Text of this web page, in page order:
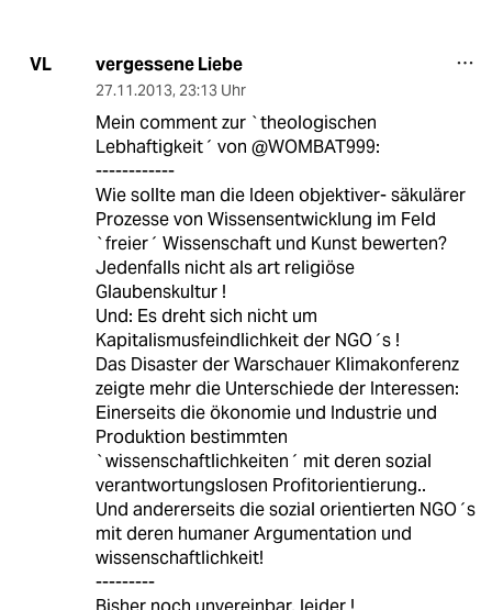
VL vergessene Liebe
27.11.2013, 23:13 Uhr
Mein comment zur `theologischen
Lebhaftigkeit´ von @WOMBAT999:
------------
Wie sollte man die Ideen objektiver- säkulärer
Prozesse von Wissensentwicklung im Feld
`freier´ Wissenschaft und Kunst bewerten?
Jedenfalls nicht als art religiöse
Glaubenskultur !
Und: Es dreht sich nicht um
Kapitalismusfeindlichkeit der NGO´s !
Das Disaster der Warschauer Klimakonferenz
zeigte mehr die Unterschiede der Interessen:
Einerseits die ökonomie und Industrie und
Produktion bestimmten
`wissenschaftlichkeiten´ mit deren sozial
verantwortungslosen Profitorientierung..
Und andererseits die sozial orientierten NGO´s
mit deren humaner Argumentation und
wissenschaftlichkeit!
---------